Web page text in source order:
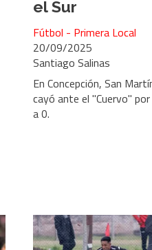
el Sur
Santiago Salinas
Fútbol - Primera Local
20/09/2025
En Concepción, San
cayó ante el "Cuervo"
a 0.